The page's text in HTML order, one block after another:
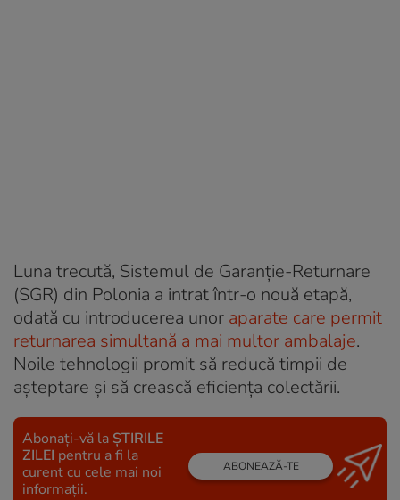
Luna trecută, Sistemul de Garanție-Returnare
(SGR) din Polonia a intrat într-o nouă etapă,
odată cu introducerea unor aparate care permit
returnarea simultană a mai multor ambalaje.
Noile tehnologii promit să reducă timpii de
așteptare și să crească eficiența colectării.
Abonați-vă la ȘTIRILE
ZILEI pentru a fi la
curent cu cele mai noi
informații.
ABONEAZĂ-TE